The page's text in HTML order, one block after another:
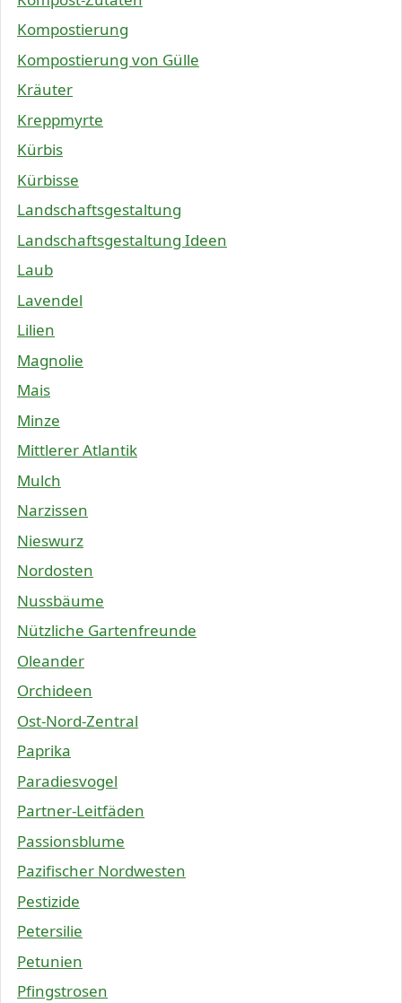
Kompostierung
Kompostierung von Gülle
Kräuter
Kreppmyrte
Kürbis
Kürbisse
Landschaftsgestaltung
Landschaftsgestaltung Ideen
Laub
Lavendel
Lilien
Magnolie
Mais
Minze
Mittlerer Atlantik
Mulch
Narzissen
Nieswurz
Nordosten
Nussbäume
Nützliche Gartenfreunde
Oleander
Orchideen
Ost-Nord-Zentral
Paprika
Paradiesvogel
Partner-Leitfäden
Passionsblume
Pazifischer Nordwesten
Pestizide
Petersilie
Petunien
Pfingstrosen